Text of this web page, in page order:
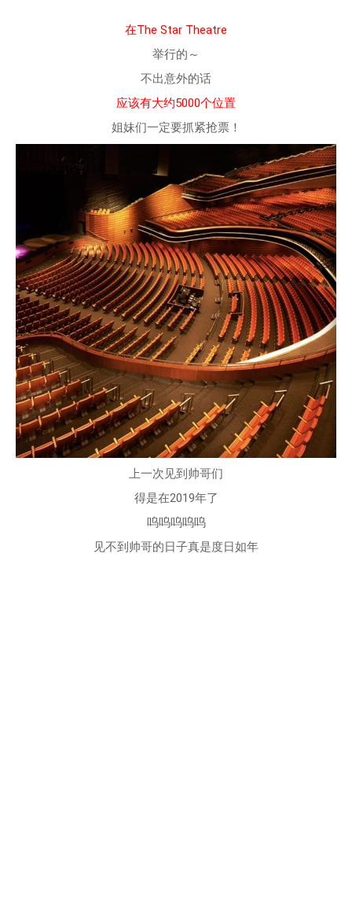
在The Star Theatre
举行的～
不出意外的话
应该有大约5000个位置
姐妹们一定要抓紧抢票！
上一次见到帅哥们
得是在2019年了
呜呜呜呜呜
见不到帅哥的日子真是度日如年